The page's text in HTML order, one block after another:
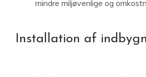
mindre miljøvenlige og
Installation af